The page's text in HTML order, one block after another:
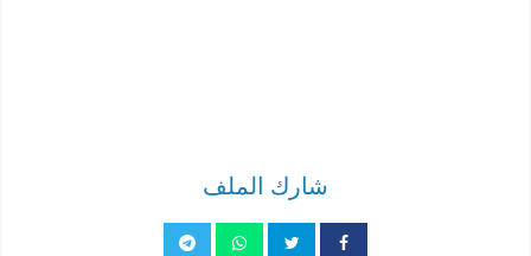
شارك الملف